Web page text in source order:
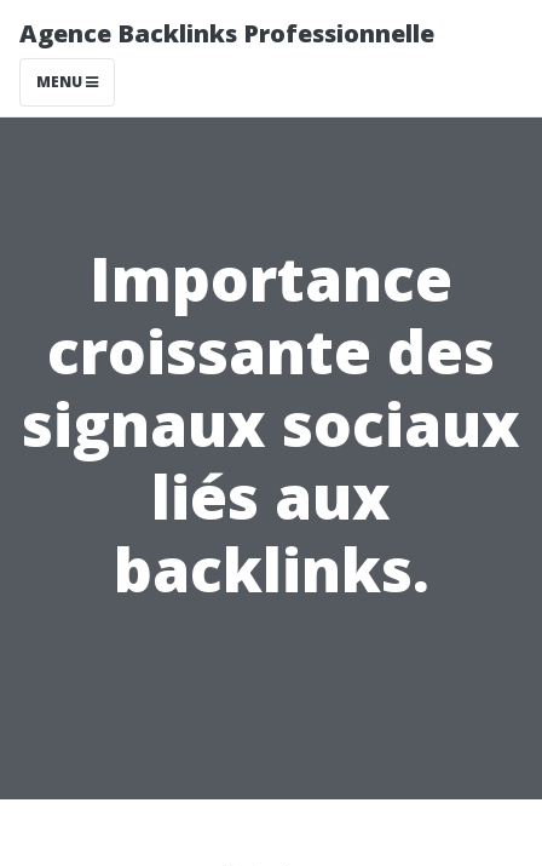
Agence Backlinks Professionnelle
MENU
Importance
croissante des
signaux sociaux
liés aux
backlinks.